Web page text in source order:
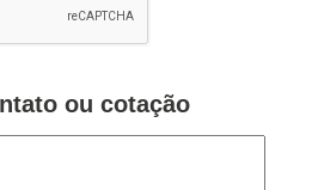
ou cotação